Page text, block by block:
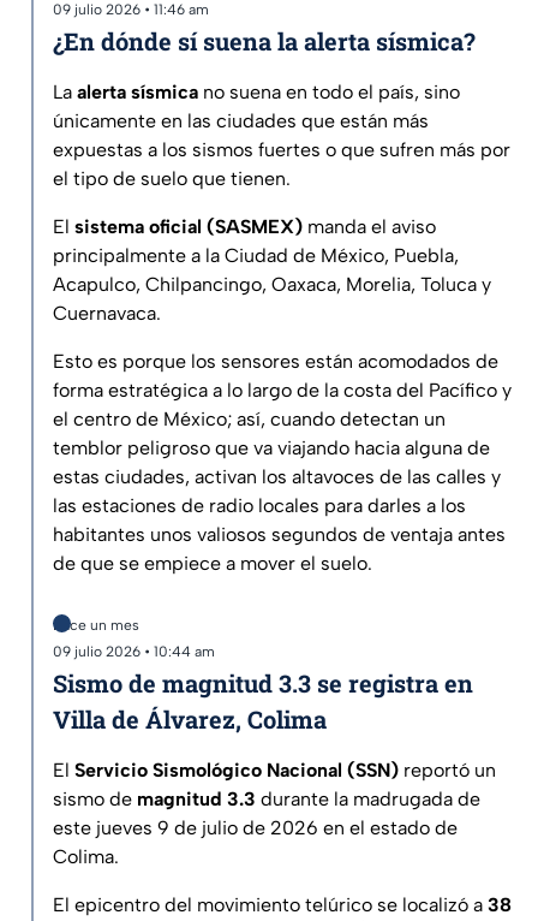
09 julio 2026 • 11:46 am
¿En dónde sí suena la alerta sísmica?
La alerta sísmica no suena en todo el país, sino
únicamente en las ciudades que están más
expuestas a los sismos fuertes o que sufren más por
el tipo de suelo que tienen.
El sistema oficial (SASMEX) manda el aviso
principalmente a la Ciudad de México, Puebla,
Acapulco, Chilpancingo, Oaxaca, Morelia, Toluca y
Cuernavaca.
Esto es porque los sensores están acomodados de
forma estratégica a lo largo de la costa del Pacífico y
el centro de México; así, cuando detectan un
temblor peligroso que va viajando hacia alguna de
estas ciudades, activan los altavoces de las calles y
las estaciones de radio locales para darles a los
habitantes unos valiosos segundos de ventaja antes
de que se empiece a mover el suelo.
Hace un mes
09 julio 2026 • 10:44 am
Sismo de magnitud 3.3 se registra en
Villa de Álvarez, Colima
El Servicio Sismológico Nacional (SSN) reportó un
sismo de magnitud 3.3 durante la madrugada de
este jueves 9 de julio de 2026 en el estado de
Colima.
El epicentro del movimiento telúrico se localizó a 38